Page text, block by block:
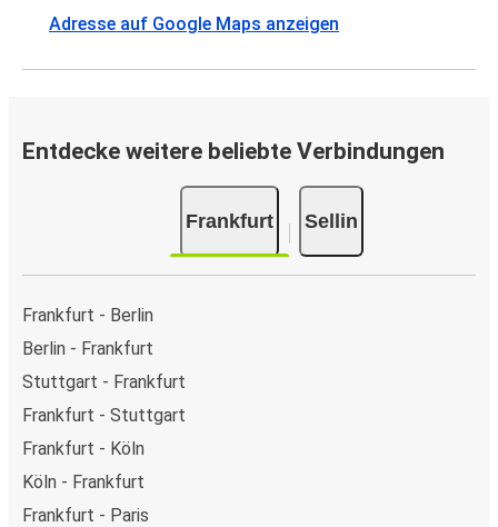
Adresse auf Google Maps anzeigen
Entdecke weitere beliebte Verbindungen
Frankfurt Sellin
Frankfurt - Berlin
Berlin - Frankfurt
Stuttgart - Frankfurt
Frankfurt - Stuttgart
Frankfurt - Köln
Köln - Frankfurt
Frankfurt - Paris